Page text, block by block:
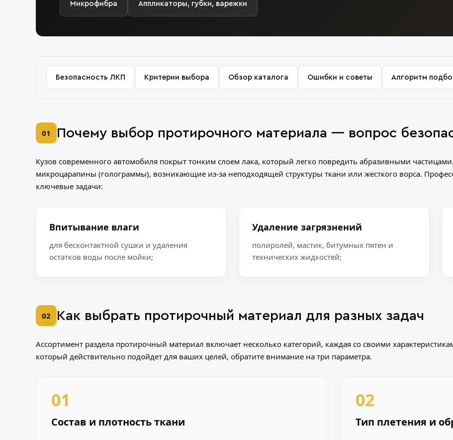
Микрофибра Аппликаторы, губки, варежки
Безопасность ЛКП Критерии выбора Обзор каталога Ошибки и советы Алгоритм
01 Почему выбор протирочного материала — вопрос
Кузов современного автомобиля покрыт тонким слоем лака, который легко повредить абразивными
микроцарапины (голограммы), возникающие из-за неподходящей структуры ткани или жесткого ворса.
ключевые задачи:
Впитывание влаги
для бесконтактной сушки и удаления
остатков воды после мойки;
Удаление загрязнений
полиролей, мастик, битумных пятен и
технических жидкостей;
02 Как выбрать протирочный материал для разных задач
Ассортимент раздела протирочный материал включает несколько категорий, каждая со своими
который действительно подойдет для ваших целей, обратите внимание на три параметра.
01
Состав и плотность ткани
02
Тип плетения и